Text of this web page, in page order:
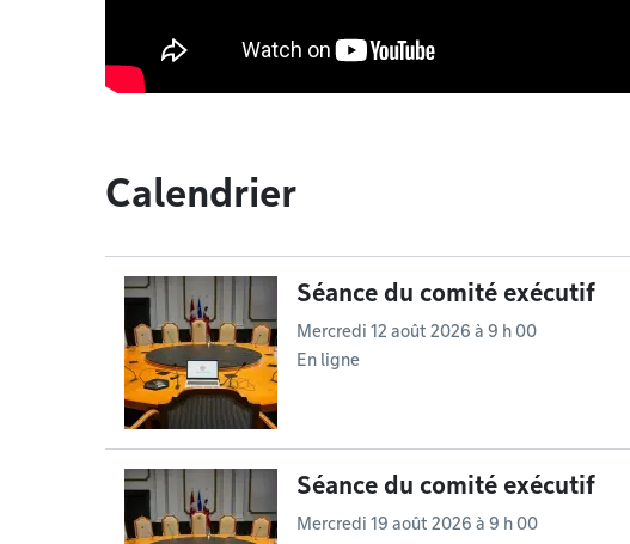
Calendrier
Séance du comité exécutif
Mercredi 12 août 2026 à 9 h 00
En ligne
Séance du comité exécutif
Mercredi 19 août 2026 à 9 h 00